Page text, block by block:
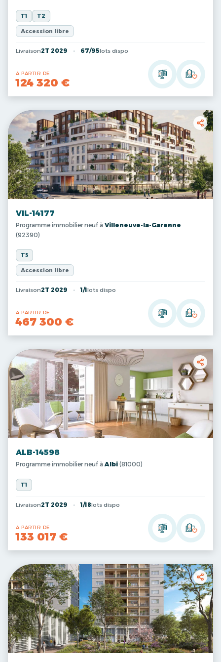
T1 T2
Accession libre
Livraison2T 2029 67/95lots dispo
A PARTIR DE
124 320 €
VIL-14177
Programme immobilier neuf à Villeneuve-la-Garenne
(92390)
T5
Accession libre
Livraison2T 2029 1/1 lots dispo
A PARTIR DE
467 300 €
ALB-14598
Programme immobilier neuf àAlbi (81000)
T1
Livraison2T 2029 1/18lots dispo
A PARTIR DE
133 017 €